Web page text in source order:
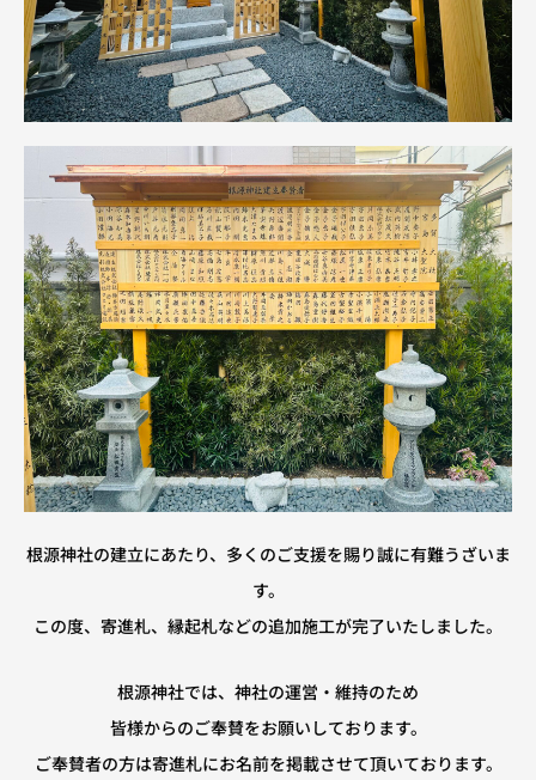
根源神社の建立にあたり、多くのご支援を賜り誠に有難うざいま
す。
この度、寄進札、縁起札などの追加施工が完了いたしました。
根源神社では、 神社の運営・維持のため
皆様からのご奉賛をお願いしております。
ご奉賛者の方は寄進札にお名前を掲載させて頂いております。